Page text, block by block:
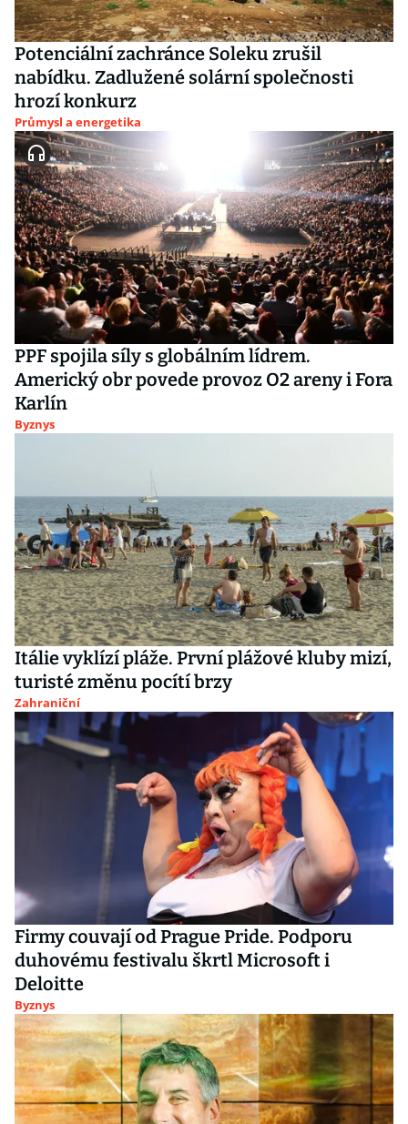
Potenciální zachránce Soleku zrušil
nabídku. Zadlužené solární společnosti
hrozí konkurz
Průmysl a energetika
PPF spojila síly s globálním lídrem.
Americký obr povede provoz O2 areny i Fora
Karlín
Byznys
Itálie vyklízí pláže. První plážové kluby mizí,
turisté změnu pocítí brzy
Zahraniční
Firmy couvají od Prague Pride. Podporu
duhovému festivalu škrtl Microsoft i
Deloitte
Byznys